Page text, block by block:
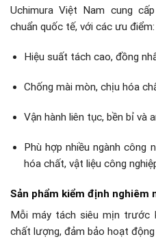
Uchimura Việt Nam cung
chuẩn quốc tế, với các ưu điểm:
Hiệu suất tách cao, đồng
Chống mài mòn, chịu hóa
Vận hành liên tục, bền bỉ và
Phù hợp nhiều ngành công
hóa chất, vật liệu công
Sản phẩm kiểm định nghiêm
Mỗi máy tách siêu mịn trước
chất lượng, đảm bảo hoạt